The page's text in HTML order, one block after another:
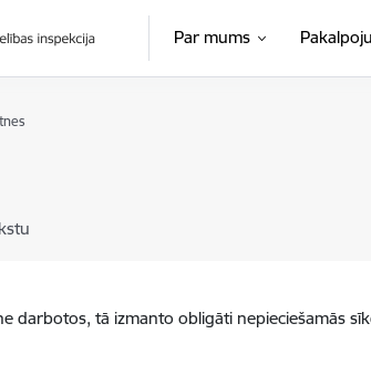
Par mums
darbotos, tā izmanto obligāti nepieciešamās